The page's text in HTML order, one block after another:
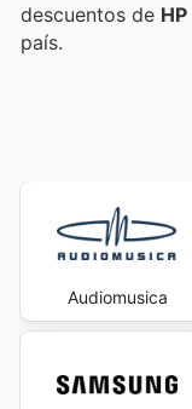
descuentos de HP
país.
Audiomusica